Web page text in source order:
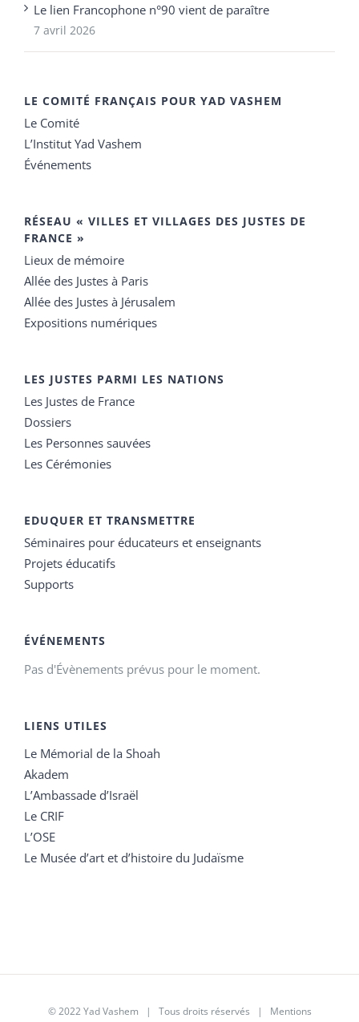
Le lien Francophone n°90 vient de paraître
7 avril 2026
LE COMITÉ FRANÇAIS POUR YAD VASHEM
Le Comité
L’Institut Yad Vashem
Événements
RÉSEAU « VILLES ET VILLAGES DES JUSTES DE
FRANCE »
Lieux de mémoire
Allée des Justes à Paris
Allée des Justes à Jérusalem
Expositions numériques
LES JUSTES PARMI LES NATIONS
Les Justes de France
Dossiers
Les Personnes sauvées
Les Cérémonies
EDUQUER ET TRANSMETTRE
Séminaires pour éducateurs et enseignants
Projets éducatifs
Supports
ÉVÉNEMENTS
Pas d'Évènements prévus pour le moment.
LIENS UTILES
Le Mémorial de la Shoah
Akadem
L’Ambassade d’Israël
Le CRIF
L’OSE
Le Musée d’art et d’histoire du Judaïsme
© 2022 Yad Vashem | Tous droits réservés | Mentions